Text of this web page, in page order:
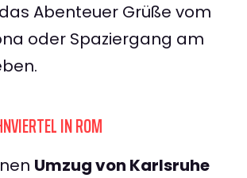
Abenteuer Grüße vom
oder Spaziergang am
IN ROM
Umzug von Karlsruhe